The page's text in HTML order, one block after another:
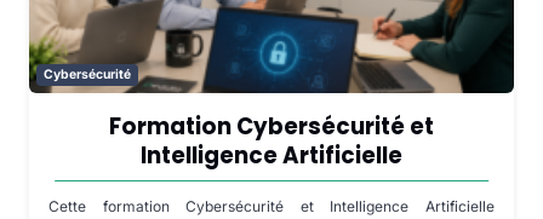
Cybersécurité
Formation Cybersécurité et
Intelligence Artificielle
Cette formation Cybersécurité et Intelligence Artificielle